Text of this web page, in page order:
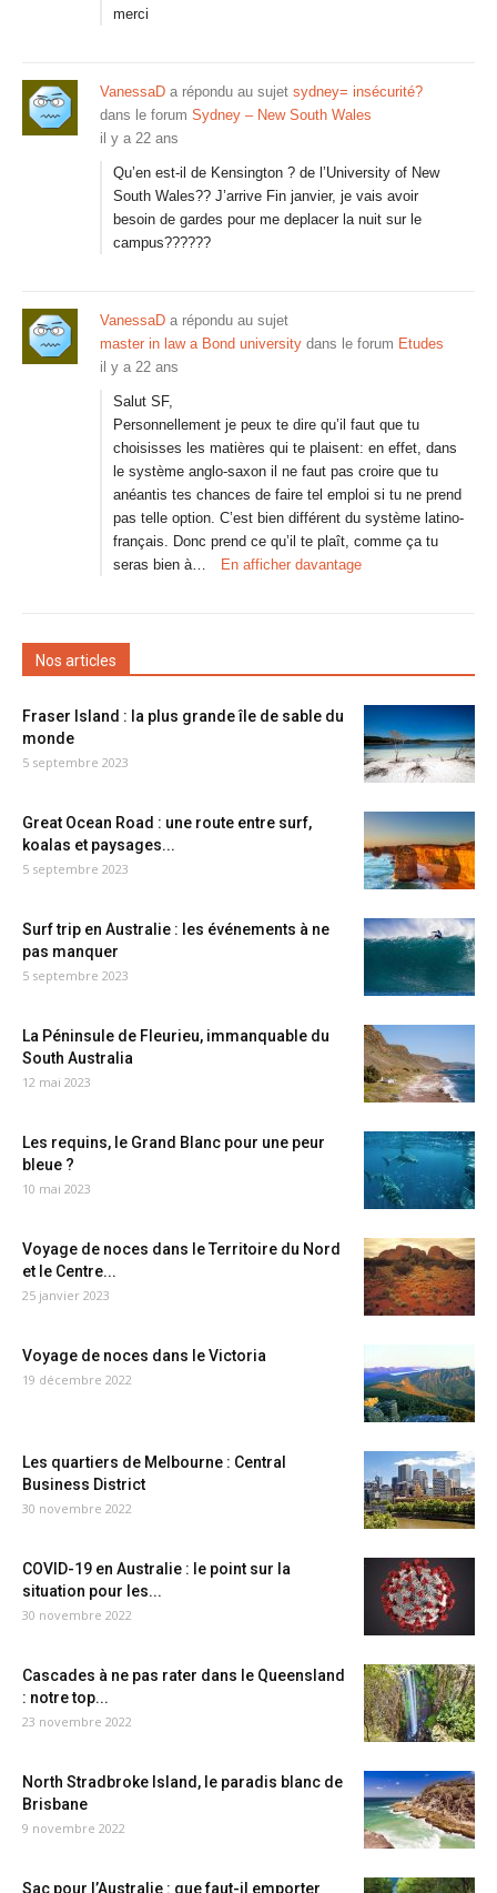
merci
VanessaD a répondu au sujet sydney= insécurité?
dans le forum Sydney – New South Wales
il y a 22 ans
Qu’en est-il de Kensington ? de l’University of New
South Wales?? J’arrive Fin janvier, je vais avoir
besoin de gardes pour me deplacer la nuit sur le
campus??????
VanessaD a répondu au sujet
master in law a Bond university dans le forum Etudes
il y a 22 ans
Salut SF,
Personnellement je peux te dire qu’il faut que tu
choisisses les matières qui te plaisent: en effet, dans
le système anglo-saxon il ne faut pas croire que tu
anéantis tes chances de faire tel emploi si tu ne prend
pas telle option. C’est bien différent du système latino-
français. Donc prend ce qu’il te plaît, comme ça tu
seras bien à…
En afficher davantage
Nos articles
Fraser Island : la plus grande île de sable du
monde
5 septembre 2023
Great Ocean Road : une route entre surf,
koalas et paysages...
5 septembre 2023
Surf trip en Australie : les événements à ne
pas manquer
5 septembre 2023
La Péninsule de Fleurieu, immanquable du
South Australia
12 mai 2023
Les requins, le Grand Blanc pour une peur
bleue ?
10 mai 2023
Voyage de noces dans le Territoire du Nord
et le Centre...
25 janvier 2023
Voyage de noces dans le Victoria
19 décembre 2022
Les quartiers de Melbourne : Central
Business District
30 novembre 2022
COVID-19 en Australie : le point sur la
situation pour les...
30 novembre 2022
Cascades à ne pas rater dans le Queensland
: notre top...
23 novembre 2022
North Stradbroke Island, le paradis blanc de
Brisbane
9 novembre 2022
Sac pour l’Australie : que faut-il emporter